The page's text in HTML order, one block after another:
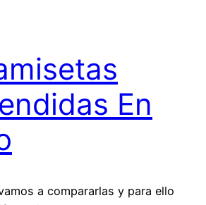
En
a compararlas y para ello